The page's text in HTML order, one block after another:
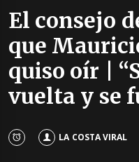
El consejo
que
quiso oír |
vuelta y se
LA COSTA VIRAL